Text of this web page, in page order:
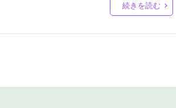
続きを読む